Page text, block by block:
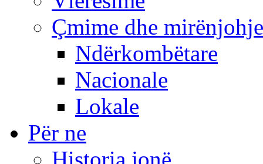
Çmime dhe mirënjohje
Ndërkombëtare
Nacionale
Lokale
Për ne
Historia jonë